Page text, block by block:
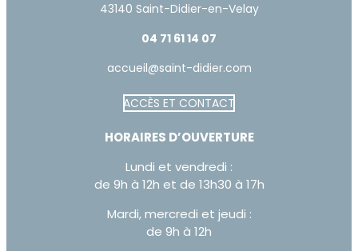
43140 Saint-Didier-en-Velay
04 71 61 14 07
accueil@saint-didier.com
ACCÈS ET CONTACT
HORAIRES D’OUVERTURE
Lundi et vendredi :
de 9h à 12h et de 13h30 à 17h
Mardi, mercredi et jeudi :
de 9h à 12h
Augmenter
Diminuer l'espacement